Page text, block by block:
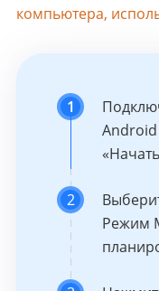
компьютера,
1
2
Режим